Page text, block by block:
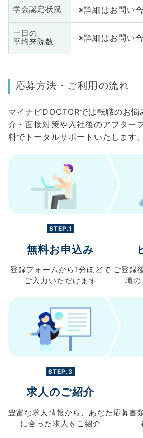
学会認定状況 ※詳細はお問い
一日の
平均来院数
※詳細はお問い
応募方法・ご利用の流れ
マイナビDOCTORでは転職のお悩
介・面接対策や入社後のアフター
料でトータルサポートいたします。
STEP.1
無料お申込み
登録フォームから 1分ほどで
ご入力 いただけます
ご登録
職の
STEP.3
求人のご紹介
豊富な求人情報から、 あなた
に合った求人を ご紹介
応募書